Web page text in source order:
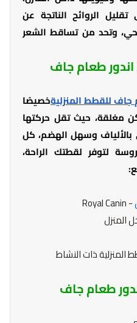
الروائح الناتجة عن
وتحد من تساقط الشعر
طعام جاف
جاف للقطط المنزليةخصيصًا
مغلقة، حيث تقل حركتها
بالألياف وسهل الهضم، كل
لتوفر لقطتك الراحة،
- Royal Canin
المنزل
المنزلية ذات النشاط
طعام جاف